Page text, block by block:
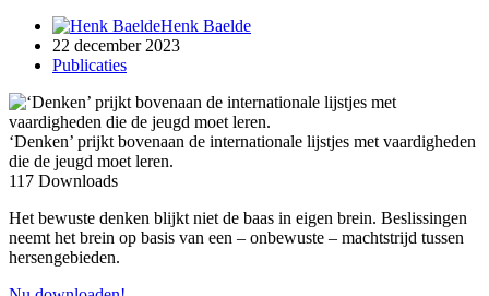
Henk Baelde
22 december 2023
Publicaties
‘Denken’ prijkt bovenaan de internationale lijstjes met vaardigheden
die de jeugd moet leren.
117 Downloads
Het bewuste denken blijkt niet de baas in eigen brein. Beslissingen
neemt het brein op basis van een – onbewuste – machtstrijd tussen
hersengebieden.